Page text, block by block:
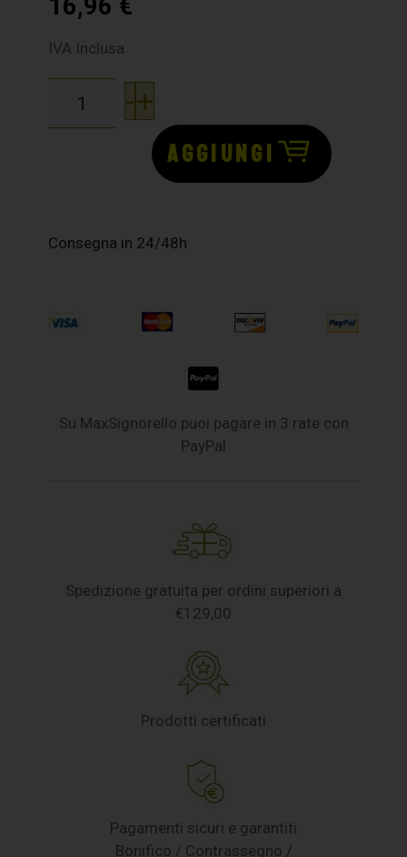
16,96 €
IVA Inclusa
-+
AGGIUNGI
Consegna in 24/48h
Su MaxSignorello puoi pagare in 3 rate con
PayPal
Spedizione gratuita per ordini superiori a
€129,00
Prodotti certificati
Pagamenti sicuri e garantiti
Bonifico / Contrassegno /